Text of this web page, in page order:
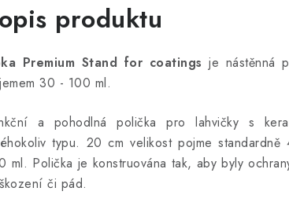
produktu
Premium Stand for coatingsje nástěnná
30 - 100 ml.
a pohodlná polička pro lahvičky s
typu. 20 cm velikost pojme
ml. Polička je konstruována tak, aby byly
či pád.